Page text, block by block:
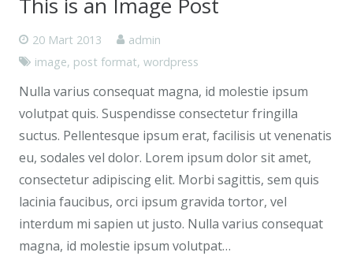
This is an Image Post
20 Mart 2013
admin
image, post format, wordpress
Nulla varius consequat magna, id molestie ipsum
volutpat quis. Suspendisse consectetur fringilla
suctus. Pellentesque ipsum erat, facilisis ut venenatis
eu, sodales vel dolor. Lorem ipsum dolor sit amet,
consectetur adipiscing elit. Morbi sagittis, sem quis
lacinia faucibus, orci ipsum gravida tortor, vel
interdum mi sapien ut justo. Nulla varius consequat
magna, id molestie ipsum volutpat…